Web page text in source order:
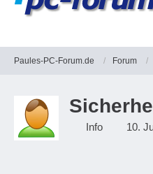
Paules-PC-Forum.de Forum
Info 10.